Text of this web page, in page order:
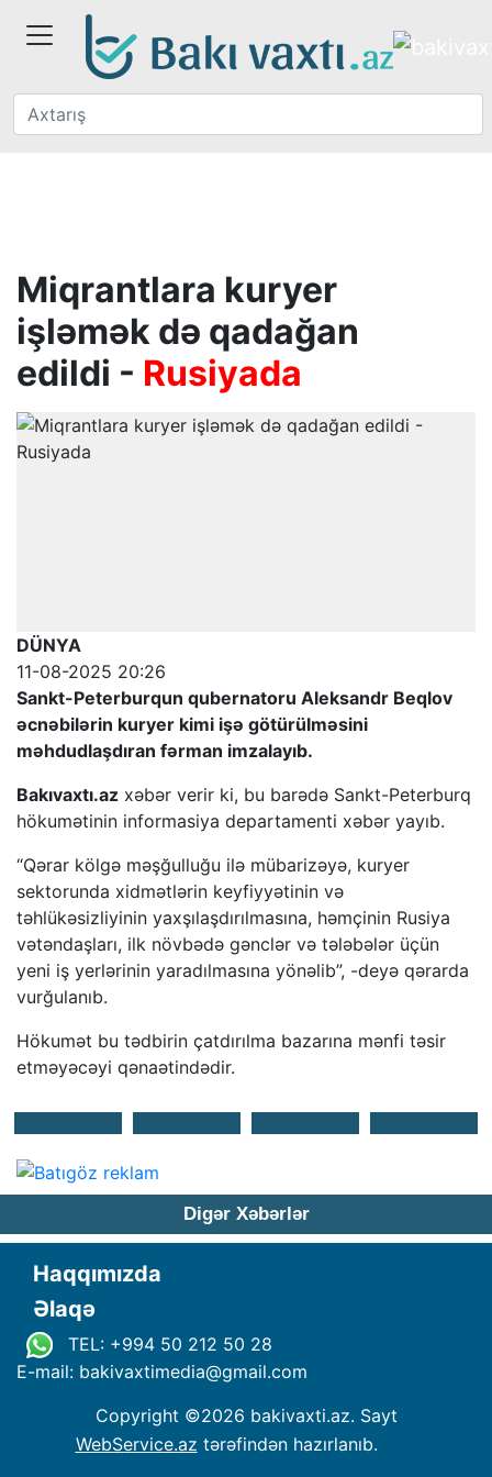
Miqrantlara kuryer
işləmək də qadağan
edildi - Rusiyada
DÜNYA
11-08-2025 20:26
Sankt-Peterburqun qubernatoru Aleksandr Beqlov
əcnəbilərin kuryer kimi işə götürülməsini
məhdudlaşdıran fərman imzalayıb.
Bakıvaxtı.az xəbər verir ki, bu barədə Sankt-Peterburq
hökumətinin informasiya departamenti xəbər yayıb.
“Qərar kölgə məşğulluğu ilə mübarizəyə, kuryer
sektorunda xidmətlərin keyfiyyətinin və
təhlükəsizliyinin yaxşılaşdırılmasına, həmçinin Rusiya
vətəndaşları, ilk növbədə gənclər və tələbələr üçün
yeni iş yerlərinin yaradılmasına yönəlib”, -deyə qərarda
vurğulanıb.
Hökumət bu tədbirin çatdırılma bazarına mənfi təsir
etməyəcəyi qənaətindədir.
Digər Xəbərlər
Haqqımızda
Əlaqə
TEL: +994 50 212 50 28
E-mail: bakivaxtimedia@gmail.com
Copyright ©2026 bakivaxti.az. Sayt
WebService.az tərəfindən hazırlanıb.